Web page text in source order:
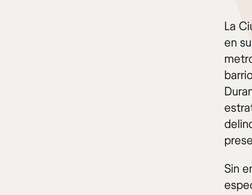
La
en
Sin